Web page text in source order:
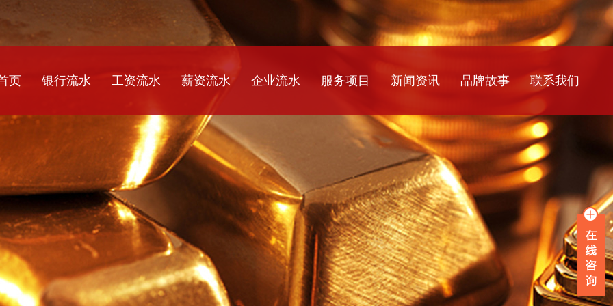
页 银行流水 工资流水 薪资流水 企业流水 服务项目
银行流水
薪资流水
企业流水
在职证明
离职证明
收入证明
新闻资讯
公司新闻
行业资讯
常见问题
品牌故事 联系我们